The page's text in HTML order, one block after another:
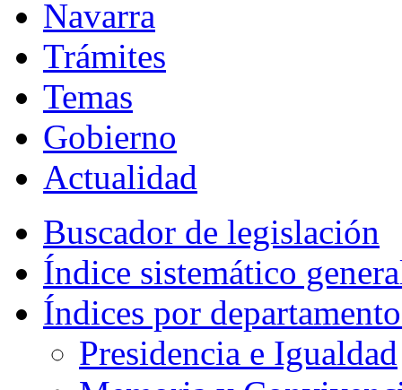
Navarra
Trámites
Temas
Gobierno
Actualidad
Buscador de legislación
Índice sistemático
Índices por
Presidencia e Igualdad